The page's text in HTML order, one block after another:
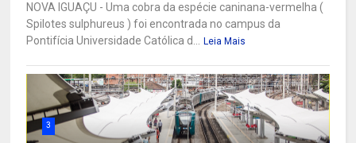
NOVA IGUAÇU - Uma cobra da espécie caninana-vermelha (
Spilotes sulphureus ) foi encontrada no campus da
Pontifícia Universidade Católica d...
Leia Mais
3